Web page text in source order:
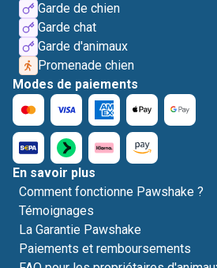
Garde de chien
Garde chat
Garde d'animaux
Promenade chien
Modes de paiements
En savoir plus
Comment fonctionne Pawshake ?
Témoignages
La Garantie Pawshake
Paiements et remboursements